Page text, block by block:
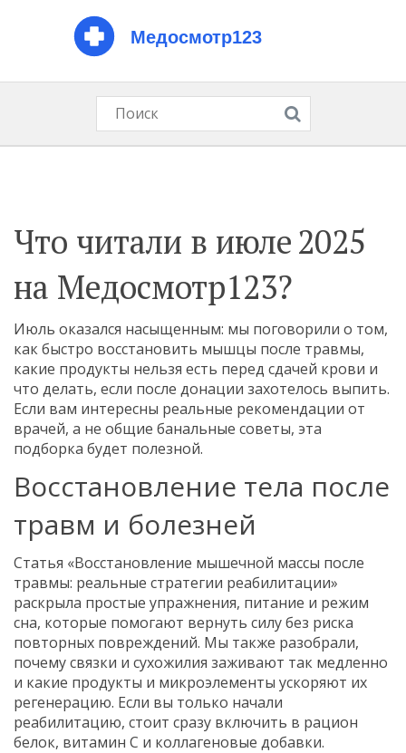
Что читали в июле 2025
на Медосмотр123?
Июль оказался насыщенным: мы поговорили о том,
как быстро восстановить мышцы после травмы,
какие продукты нельзя есть перед сдачей крови и
что делать, если после донации захотелось выпить.
Если вам интересны реальные рекомендации от
врачей, а не общие банальные советы, эта
подборка будет полезной.
Восстановление тела после
травм и болезней
Статья «Восстановление мышечной массы после
травмы: реальные стратегии реабилитации»
раскрыла простые упражнения, питание и режим
сна, которые помогают вернуть силу без риска
повторных повреждений. Мы также разобрали,
почему связки и сухожилия заживают так медленно
и какие продукты и микроэлементы ускоряют их
регенерацию. Если вы только начали
реабилитацию, стоит сразу включить в рацион
белок, витамин С и коллагеновые добавки.